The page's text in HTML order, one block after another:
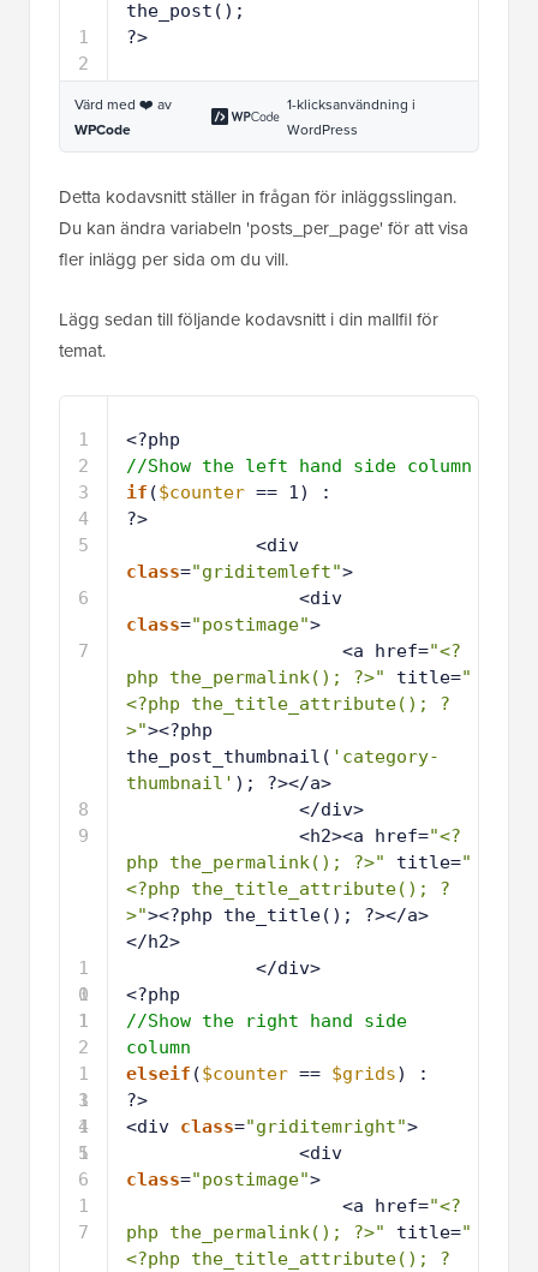
1
2
the_post();
?>
Värd med ❤️ av
WPCode
1-klicksanvändning i
WordPress
Detta kodavsnitt ställer in frågan för inläggsslingan.
Du kan ändra variabeln 'posts_per_page' för att visa
fler inlägg per sida om du vill.
Lägg sedan till följande kodavsnitt i din mallfil för
temat.
1
2
3
4
5
6
7
8
9
1
0
1
1
1
2
1
3
1
4
1
5
1
6
1
7
<?php
//Show the left hand side column
if ($counter == 1) :
?>
class="griditemleft">
class="postimage">
<a href="<?
php the_permalink(); ?>"
title="
<?php the_title_attribute(); ?
>"><?php
the_post_thumbnail( 'category-
thumbnail' ); ?></a>
</div>
<h2><a href="<?
php the_permalink(); ?>"
title="
<?php the_title_attribute(); ?
>"><?php the_title(); ?></a>
</h2>
</div>
<?php
//Show the right hand side
column
elseif ($counter == $grids) :
?>
<div class="griditemright">
class="postimage">
<a href="<?
php the_permalink(); ?>"
title="
<?php the_title_attribute(); ?